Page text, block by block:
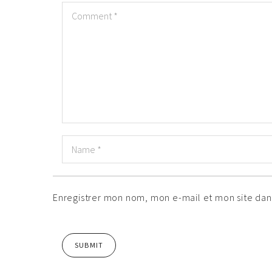
Enregistrer mon nom, mon e-mail et mon site